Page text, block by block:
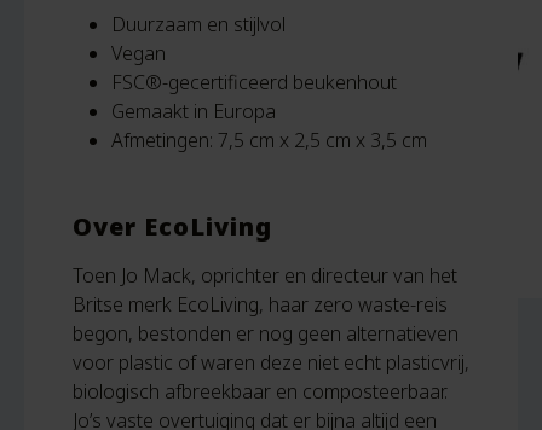
Duurzaam en stijlvol
Vegan
FSC®-gecertificeerd beukenhout
Gemaakt in Europa
Afmetingen: 7,5 cm x 2,5 cm x 3,5 cm
Over EcoLiving
Toen Jo Mack, oprichter en directeur van het
Britse merk EcoLiving, haar zero waste-reis
begon, bestonden er nog geen alternatieven
voor plastic of waren deze niet echt plasticvrij,
biologisch afbreekbaar en composteerbaar.
Jo’s vaste overtuiging dat er bijna altijd een